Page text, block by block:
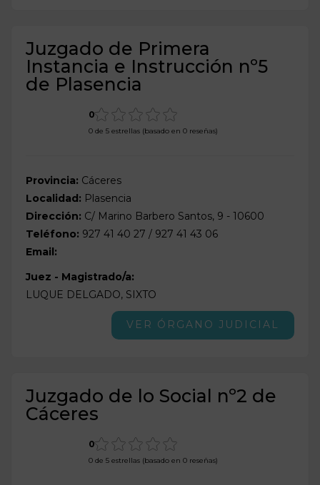
Juzgado de Primera
Instancia e Instrucción nº5
de Plasencia
0
0 de 5 estrellas (basado en 0 reseñas)
Provincia: Cáceres
Localidad: Plasencia
Dirección: C/ Marino Barbero Santos, 9 - 10600
Teléfono: 927 41 40 27 / 927 41 43 06
Email:
Juez - Magistrado/a:
LUQUE DELGADO, SIXTO
VER ÓRGANO JUDICIAL
Juzgado de lo Social nº2 de
Cáceres
0
0 de 5 estrellas (basado en 0 reseñas)